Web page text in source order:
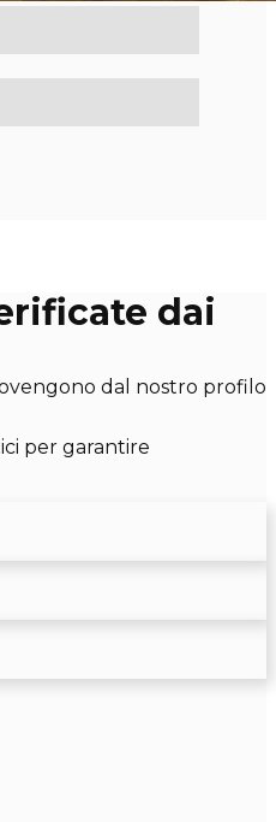
dai
dal nostro profilo
per garantire